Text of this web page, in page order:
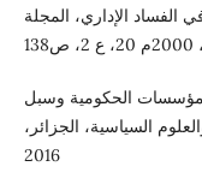
الفساد الإداري، المجلة
الحكومية وسبل
السياسية، الجزائر،
2016